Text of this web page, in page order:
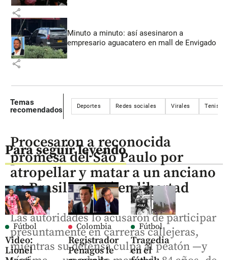
share
Minuto a minuto: así asesinaron a
empresario aguacatero en mall de Envigado
share
Temas
recomendados
Deportes Redes sociales Virales Tenis
Para seguir leyendo
Fútbol
Video:
Lionel
Colombia
Registrador
Penagos le
Fútbol
Tragedia
en el
Procesaron a reconocida
promesa del São Paulo por
atropellar y matar a un anciano
en Brasil: quedó en libertad
Las autoridades lo acusaron de participar
presuntamente en carreras callejeras,
mientras su defensa culpa al peatón —y